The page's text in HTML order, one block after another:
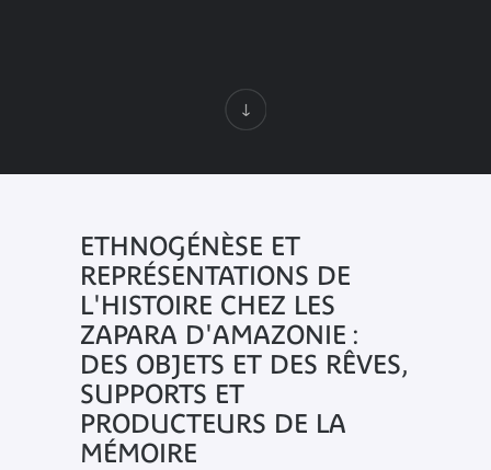
ETHNOGÉNÈSE ET
REPRÉSENTATIONS DE
L'HISTOIRE CHEZ LES
ZAPARA D'AMAZONIE :
DES OBJETS ET DES RÊVES,
SUPPORTS ET
PRODUCTEURS DE LA
MÉMOIRE